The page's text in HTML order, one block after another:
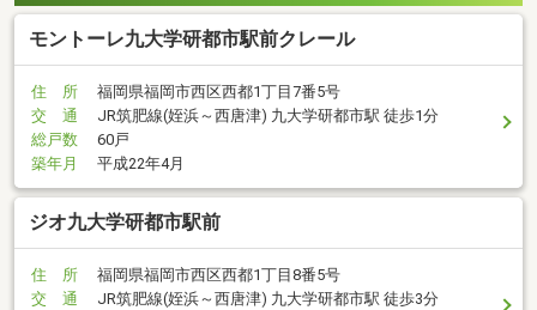
モントーレ九大学研都市駅前クレール
住 所
福岡県福岡市西区西都1丁目7番5号
交 通
JR筑肥線(姪浜～西唐津) 九大学研都市駅 徒歩1分
総戸数
60戸
築年月
平成22年4月
ジオ九大学研都市駅前
住 所
福岡県福岡市西区西都1丁目8番5号
交 通
JR筑肥線(姪浜～西唐津) 九大学研都市駅 徒歩3分